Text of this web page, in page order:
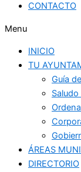
CONTACTO
Menu
INICIO
TU
Guía
ÁREAS
DIRECTORIO